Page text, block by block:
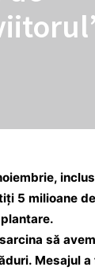
5 milioane
să
Mesajul